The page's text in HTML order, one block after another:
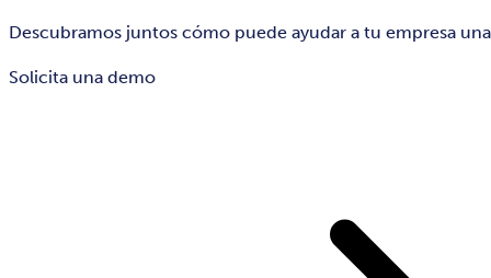
Descubramos juntos cómo puede ayudar a tu empresa
Solicita una demo​